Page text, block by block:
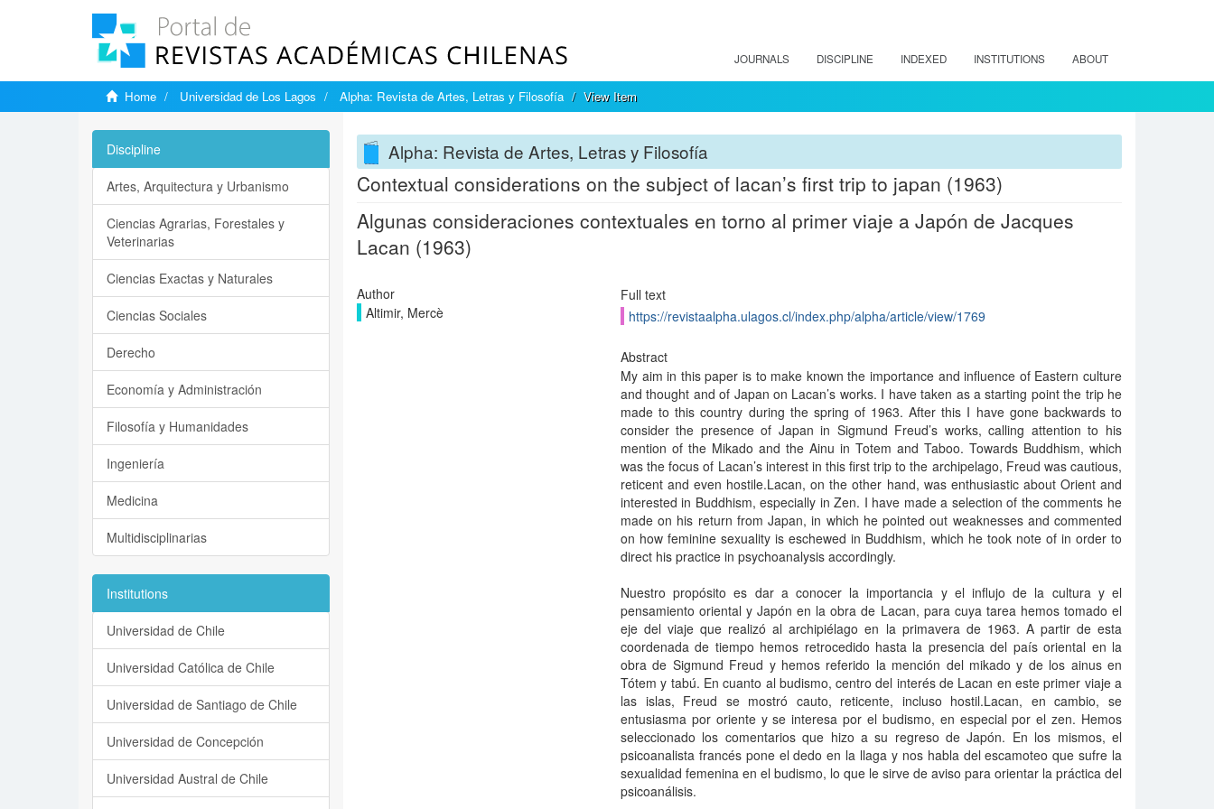
JOURNALS DISCIPLINE INDEXED INSTITUTIONS ABOUT
Home Universidad de Los Lagos Alpha: Revista de Artes, Letras y Filosofía View Item
Alpha: Revista de Artes, Letras y Filosofía
Contextual considerations on the subject of lacan’s first trip to japan (1963)
Algunas consideraciones contextuales en torno al primer viaje a Japón de Jacques
Lacan (1963)
Author
Altimir, Mercè
Full text
https://revistaalpha.ulagos.cl/index.php/alpha/article/view/1769
Abstract
My aim in this paper is to make known the importance and influence of Eastern culture
and thought and of Japan on Lacan’s works. I have taken as a starting point the trip he
made to this country during the spring of 1963. After this I have gone backwards to
consider the presence of Japan in Sigmund Freud’s works, calling attention to his
mention of the Mikado and the Ainu in Totem and Taboo. Towards Buddhism, which
was the focus of Lacan’s interest in this first trip to the archipelago, Freud was cautious,
reticent and even hostile.Lacan, on the other hand, was enthusiastic about Orient and
interested in Buddhism, especially in Zen. I have made a selection of the comments he
made on his return from Japan, in which he pointed out weaknesses and commented
on how feminine sexuality is eschewed in Buddhism, which he took note of in order to
direct his practice in psychoanalysis accordingly.
Nuestro propósito es dar a conocer la importancia y el influjo de la cultura y el
pensamiento oriental y Japón en la obra de Lacan, para cuya tarea hemos tomado el
eje del viaje que realizó al archipiélago en la primavera de 1963. A partir de esta
coordenada de tiempo hemos retrocedido hasta la presencia del país oriental en la
obra de Sigmund Freud y hemos referido la mención del mikado y de los ainus en
Tótem y tabú. En cuanto al budismo, centro del interés de Lacan en este primer viaje a
las islas, Freud se mostró cauto, reticente, incluso hostil.Lacan, en cambio, se
entusiasma por oriente y se interesa por el budismo, en especial por el zen. Hemos
seleccionado los comentarios que hizo a su regreso de Japón. En los mismos, el
psicoanalista francés pone el dedo en la llaga y nos habla del escamoteo que sufre la
sexualidad femenina en el budismo, lo que le sirve de aviso para orientar la práctica del
psicoanálisis.
Discipline
Artes, Arquitectura y Urbanismo
Ciencias Agrarias, Forestales y
Veterinarias
Ciencias Exactas y Naturales
Ciencias Sociales
Derecho
Economía y Administración
Filosofía y Humanidades
Ingeniería
Medicina
Multidisciplinarias
Institutions
Universidad de Chile
Universidad Católica de Chile
Universidad de Santiago de Chile
Universidad de Concepción
Universidad Austral de Chile